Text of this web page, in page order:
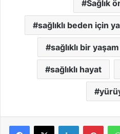
Sağlık
sağlıklı beden için
sağlıklı bir
sağlıklı hayat